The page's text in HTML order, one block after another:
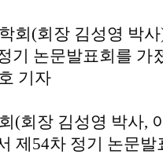
회(회장 김성영 박
기 논문발표회를 가
기자
(회장 김성영 박사,
제54차 정기 논문